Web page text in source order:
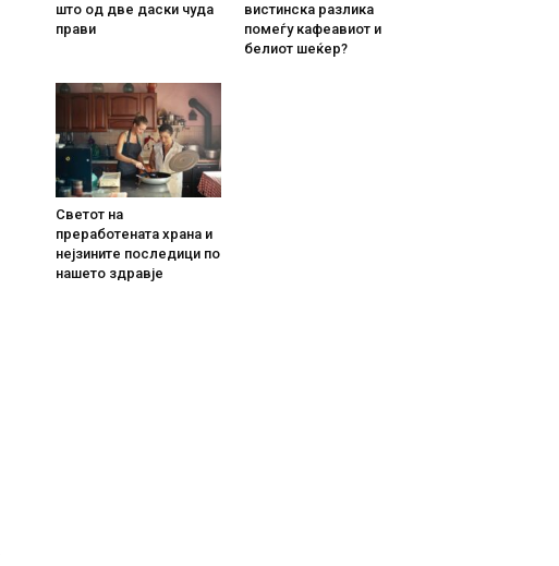
што од две даски чуда
прави
вистинска разлика
помеѓу кафеавиот и
белиот шеќер?
Светот на
преработената храна и
нејзините последици по
нашето здравје